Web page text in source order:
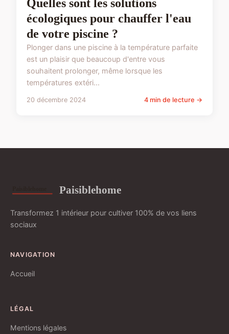
Quelles sont les solutions
écologiques pour chauffer l'eau
de votre piscine ?
Plonger dans une piscine à la température parfaite
est un plaisir que beaucoup d'entre vous
souhaitent prolonger, même lorsque les
températures extéri...
20 décembre 2024 4 min de lecture →
Paisiblehome
Transformez 1 intérieur pour cultiver 100% de vos liens
sociaux
NAVIGATION
Accueil
LÉGAL
Mentions légales